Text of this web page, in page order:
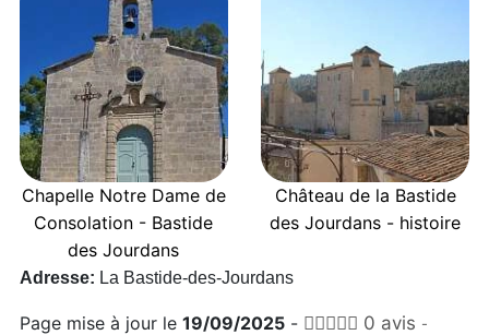
Chapelle Notre Dame de
Consolation - Bastide
des Jourdans
Château de la Bastide
des Jourdans - histoire
Adresse: La Bastide-des-Jourdans
Page mise à jour le 19/09/2025- 0 avis -